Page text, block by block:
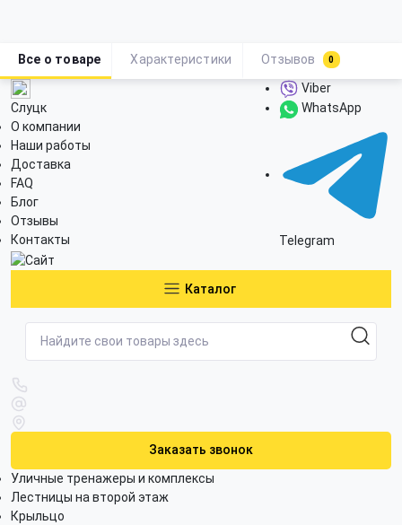
Слуцк
О компании
Наши работы
Доставка
FAQ
Блог
Отзывы
Контакты
Viber
WhatsApp
Telegram
Каталог
Заказать звонок
Уличные тренажеры и комплексы
Лестницы на второй этаж
Крыльцо
Все о товаре Характеристики Отзывов 0